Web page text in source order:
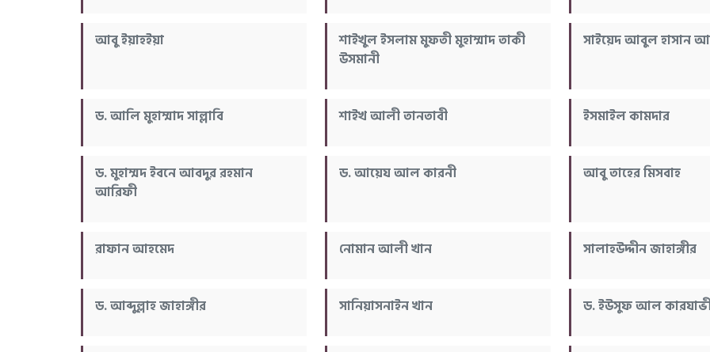
আবু ইয়াহইয়া
শাইখুল ইসলাম মুফতী মুহাম্মাদ তাকী
উসমানী
সাইয়েদ আবুল হাসান
ড. আলি মুহাম্মাদ সাল্লাবি শাইখ আলী তানতাবী ইসমাইল কামদার
ড. মুহাম্মদ ইবনে আবদুর রহমান
আরিফী
ড. আয়েয আল কারনী আবু তাহের মিসবাহ
রাফান আহমেদ নোমান আলী খান সালাহউদ্দীন জাহাঙ্গীর
ড. আব্দুল্লাহ জাহাঙ্গীর সানিয়াসনাইন খান ড. ইউসুফ আল